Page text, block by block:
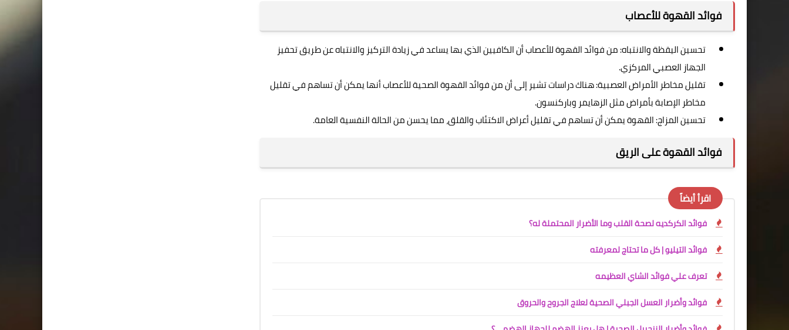
فوائد القهوة للأعصاب
تحسين اليقظة والانتباه: من فوائد القهوة للأعصاب أن الكافيين الذي بها يساعد في زيادة التركيز والانتباه عن طريق تحفيز
الجهاز العصبي المركزي.
تقليل مخاطر الأمراض العصبية: هناك دراسات تشير إلى أن من فوائد القهوة الصحية للأعصاب أنها يمكن أن تساهم في تقليل
مخاطر الإصابة بأمراض مثل الزهايمر وباركنسون.
تحسين المزاج: القهوة يمكن أن تساهم في تقليل أعراض الاكتئاب والقلق، مما يحسن من الحالة النفسية العامة.
فوائد القهوة على الريق
اقرأ أيضاً
فوائد الكركديه لصحة القلب وما الأضرار المحتملة له؟
فوائد التيليو | كل ما تحتاج لمعرفته
تعرف علي فوائد الشاي العظيمه
فوائد وأضرار العسل الجبلي الصحية لعلاج الجروح والحروق